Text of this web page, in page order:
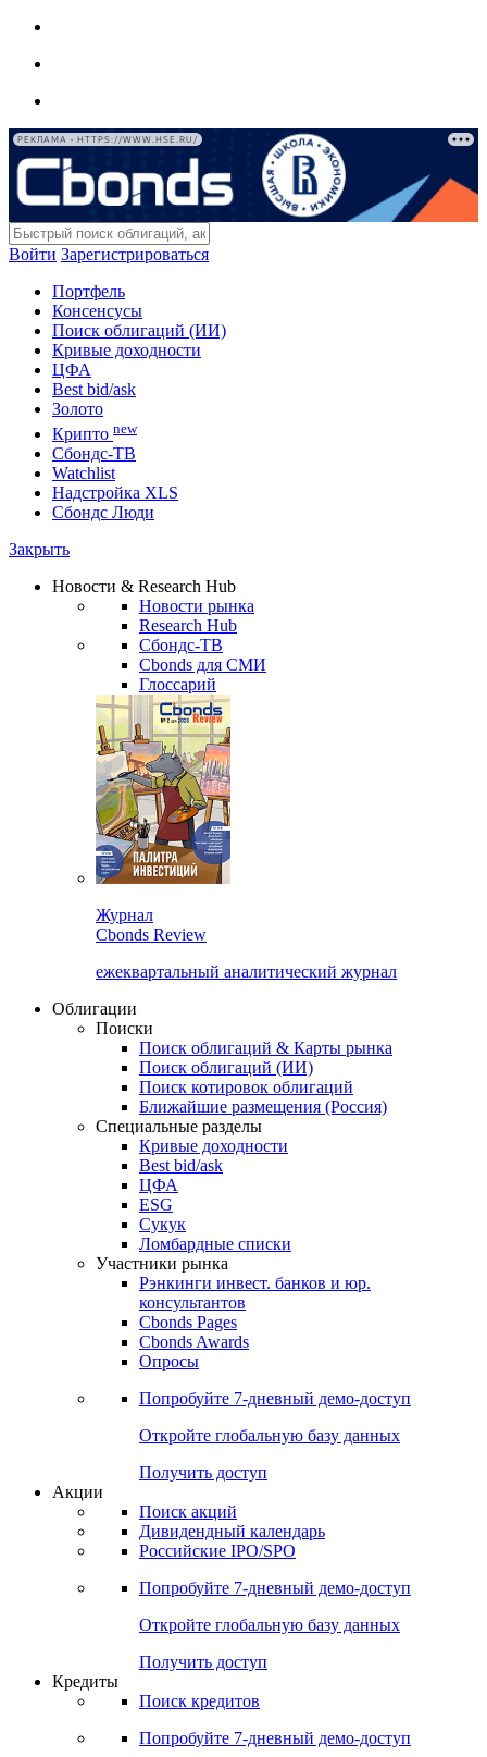
РЕКЛАМА • HTTPS://WWW.HSE.RU/
Войти Зарегистрироваться
Портфель
Консенсусы
Поиск облигаций (ИИ)
Кривые доходности
ЦФА
Best bid/ask
Золото
Крипто new
Сбондс-ТВ
Watchlist
Надстройка XLS
Сбондс Люди
Закрыть
Новости & Research Hub
Новости рынка
Research Hub
Сбондс-ТВ
Cbonds для СМИ
Глоссарий
Журнал
Cbonds Review
ежеквартальный аналитический журнал
Облигации
Поиски
Поиск облигаций & Карты рынка
Поиск облигаций (ИИ)
Поиск котировок облигаций
Ближайшие размещения (Россия)
Специальные разделы
Кривые доходности
Best bid/ask
ЦФА
ESG
Сукук
Ломбардные списки
Участники рынка
Рэнкинги инвест. банков и юр.
консультантов
Cbonds Pages
Cbonds Awards
Опросы
Попробуйте 7-дневный демо-доступ
Откройте глобальную базу данных
Получить доступ
Акции
Поиск акций
Дивидендный календарь
Российские IPO/SPO
Попробуйте 7-дневный демо-доступ
Откройте глобальную базу данных
Получить доступ
Кредиты
Поиск кредитов
Попробуйте 7-дневный демо-доступ